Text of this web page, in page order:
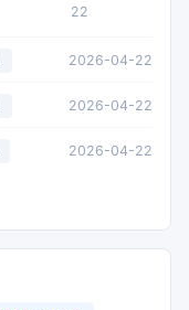
22
2026-04-22
2026-04-22
2026-04-22